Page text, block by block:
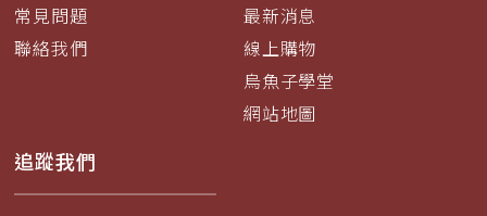
常見問題
聯絡我們
最新消息
線上購物
烏魚子學堂
網站地圖
追蹤我們